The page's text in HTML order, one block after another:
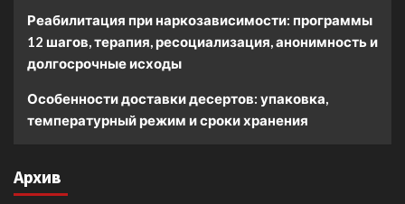
Реабилитация при наркозависимости: программы
12 шагов, терапия, ресоциализация, анонимность и
долгосрочные исходы
Особенности доставки десертов: упаковка,
температурный режим и сроки хранения
Архив